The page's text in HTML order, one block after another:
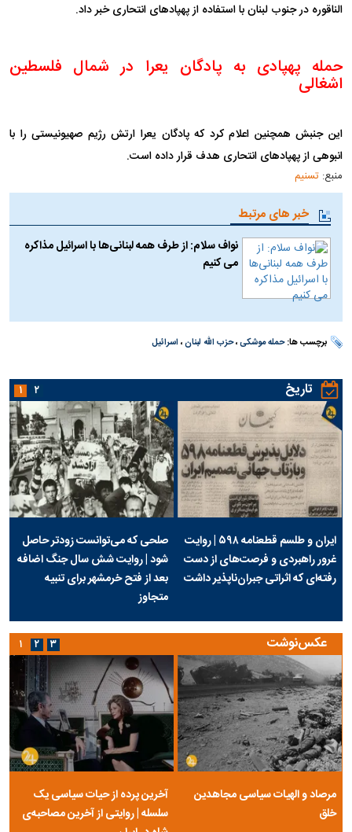
الناقوره در جنوب لبنان با استفاده از پهپادهای انتحاری خبر داد.
حمله پهپادی به پادگان یعرا در شمال فلسطین
اشغالی
این جنبش همچنین اعلام کرد که پادگان یعرا ارتش رژیم صهیونیستی را با
انبوهی از پهپادهای انتحاری هدف قرار داده است.
منبع:تسنیم
خبر های مرتبط
نواف سلام: از طرف همه لبنانی‌ها با اسرائیل مذاکره
می کنیم
برچسب ها:حمله موشکی،حزب الله لبنان، اسرائیل
تاریخ
ایران و طلسم قطعنامه ۵۹۸ | روایت
غرور راهبردی و فرصت‌های از دست
رفته‌ای که اثراتی جبران‌ناپذیر داشت
صلحی که می‌توانست زودتر حاصل
شود | روایت شش سال جنگ اضافه
بعد از فتح خرمشهر برای تنبیه
متجاوز
۱ ۲
عکس‌نوشت
مرصاد و الهیات سیاسی مجاهدین
خلق
آخرین پرده از حیات سیاسی یک
سلسله | روایتی از آخرین مصاحبه‌ی
۱ ۲ ۳